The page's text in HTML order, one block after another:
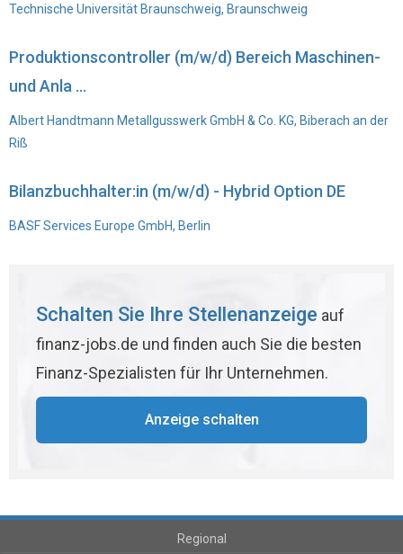
Technische Universität Braunschweig, Braunschweig
Produktionscontroller (m/w/d) Bereich Maschinen-
und Anla ...
Albert Handtmann Metallgusswerk GmbH & Co. KG, Biberach an der
Riß
Bilanzbuchhalter:in (m/w/d) - Hybrid Option DE
BASF Services Europe GmbH, Berlin
Schalten Sie Ihre Stellenanzeige auf
finanz-jobs.de und finden auch Sie die besten
Finanz-Spezialisten für Ihr Unternehmen.
Anzeige schalten
Regional